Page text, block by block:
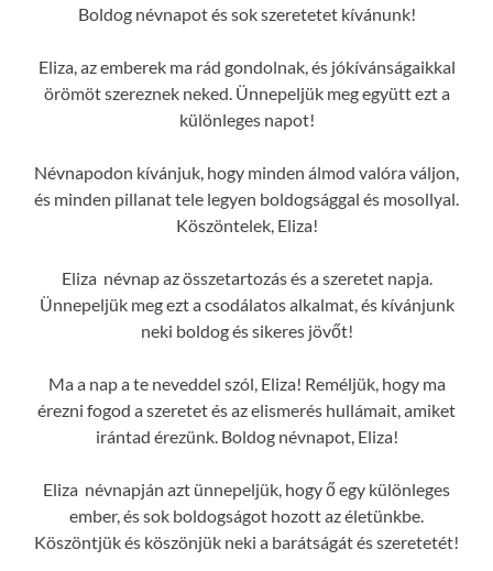
Boldog névnapot és sok szeretetet kívánunk!
Eliza, az emberek ma rád gondolnak, és jókívánságaikkal
örömöt szereznek neked. Ünnepeljük meg együtt ezt a
különleges napot!
Névnapodon kívánjuk, hogy minden álmod valóra váljon,
és minden pillanat tele legyen boldogsággal és mosollyal.
Köszöntelek, Eliza!
Eliza névnap az összetartozás és a szeretet napja.
Ünnepeljük meg ezt a csodálatos alkalmat, és kívánjunk
neki boldog és sikeres jövőt!
Ma a nap a te neveddel szól, Eliza! Reméljük, hogy ma
érezni fogod a szeretet és az elismerés hullámait, amiket
irántad érezünk. Boldog névnapot, Eliza!
Eliza névnapján azt ünnepeljük, hogy ő egy különleges
ember, és sok boldogságot hozott az életünkbe.
Köszöntjük és köszönjük neki a barátságát és szeretetét!